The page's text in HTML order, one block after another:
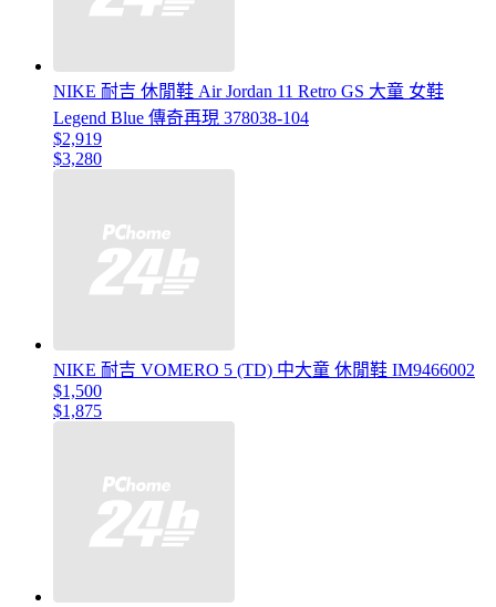
NIKE 耐吉 休閒鞋 Air Jordan 11 Retro GS 大童 女鞋
Legend Blue 傳奇再現 378038-104
$2,919
$3,280
NIKE 耐吉 VOMERO 5 (TD) 中大童 休閒鞋 IM9466002
$1,500
$1,875